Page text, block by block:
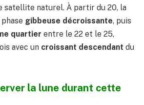
satellite naturel. À partir du 20, la
gibbeuse décroissante, puis
quartier entre le 22 et le 25,
avec un croissant descendant du
la lune durant cette